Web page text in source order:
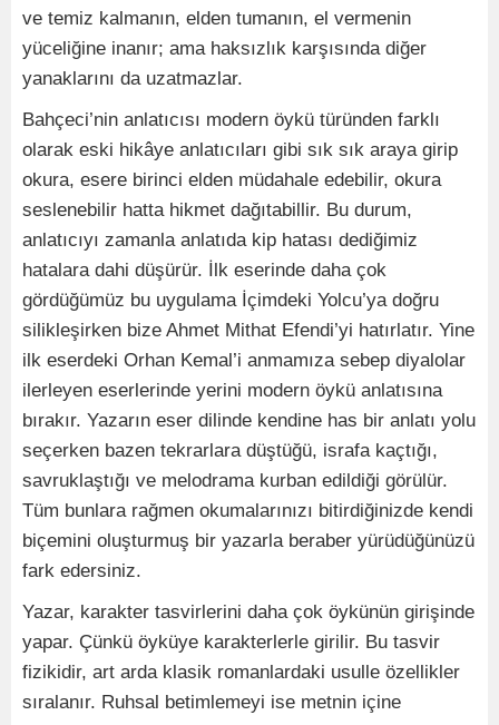
ve temiz kalmanın, elden tumanın, el vermenin
yüceliğine inanır; ama haksızlık karşısında diğer
yanaklarını da uzatmazlar.
Bahçeci’nin anlatıcısı modern öykü türünden farklı
olarak eski hikâye anlatıcıları gibi sık sık araya girip
okura, esere birinci elden müdahale edebilir, okura
seslenebilir hatta hikmet dağıtabillir. Bu durum,
anlatıcıyı zamanla anlatıda kip hatası dediğimiz
hatalara dahi düşürür. İlk eserinde daha çok
gördüğümüz bu uygulama İçimdeki Yolcu’ya doğru
silikleşirken bize Ahmet Mithat Efendi’yi hatırlatır. Yine
ilk eserdeki Orhan Kemal’i anmamıza sebep diyalolar
ilerleyen eserlerinde yerini modern öykü anlatısına
bırakır. Yazarın eser dilinde kendine has bir anlatı yolu
seçerken bazen tekrarlara düştüğü, israfa kaçtığı,
savruklaştığı ve melodrama kurban edildiği görülür.
Tüm bunlara rağmen okumalarınızı bitirdiğinizde kendi
biçemini oluşturmuş bir yazarla beraber yürüdüğünüzü
fark edersiniz.
Yazar, karakter tasvirlerini daha çok öykünün girişinde
yapar. Çünkü öyküye karakterlerle girilir. Bu tasvir
fizikidir, art arda klasik romanlardaki usulle özellikler
sıralanır. Ruhsal betimlemeyi ise metnin içine